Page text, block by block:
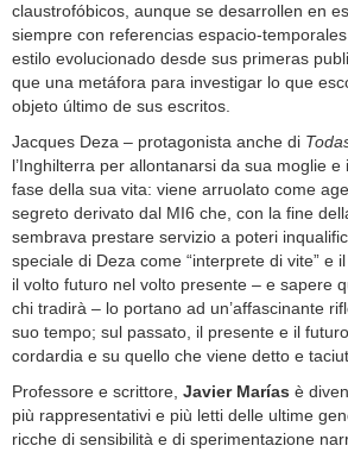
claustrofóbicos, aunque se desarrollen en
siempre con referencias espacio-
estilo evolucionado desde sus primeras
que una metáfora para investigar lo que
objeto último de sus escritos.
Jacques Deza – protagonista anche di
l’Inghilterra per allontanarsi da sua moglie
fase della sua vita: viene arruolato come
segreto derivato dal MI6 che, con la fine
sembrava prestare servizio a poteri
speciale di Deza come “interprete di vite” e
il volto futuro nel volto presente – e sapere
chi tradirà – lo portano ad un’affascinante
suo tempo; sul passato, il presente e il
cordardia e su quello che viene detto e
Professore e scrittore, Javier Marías è
più rappresentativi e più letti delle ultime
ricche di sensibilità e di sperimentazione